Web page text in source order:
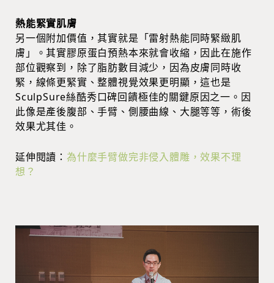
熱能緊實肌膚
另一個附加價值，其實就是「雷射熱能同時緊緻肌
膚」。其實膠原蛋白預熱本來就會收縮，因此在施作
部位觀察到，除了脂肪數目減少，因為皮膚同時收
緊，線條更緊實、整體視覺效果更明顯，這也是
SculpSure絲酷秀口碑回饋極佳的關鍵原因之一。因
此像是產後腹部、手臂、側腰曲線、大腿等等，術後
效果尤其佳。
延伸閱讀：為什麼手臂做完非侵入體雕，效果不理
想？